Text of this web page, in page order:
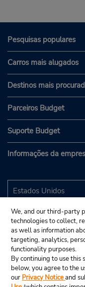
Pesquisas populares
Carros mais alugados
Destinos mais
Parceiros Budget
Suporte Budget
Informações da
We, and our third-party
technologies to collect,
as well as information
targeting, analytics,
functionality purposes.
By continuing to use this
below, you agree to the
our Privacy Noticeand